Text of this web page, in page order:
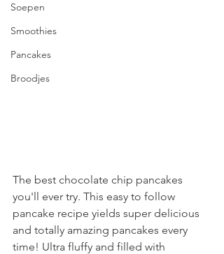
Soepen
Smoothies
Pancakes
Broodjes
The best chocolate chip pancakes
you'll ever try. This easy to follow
pancake recipe yields super delicious
and totally amazing pancakes every
time! Ultra fluffy and filled with